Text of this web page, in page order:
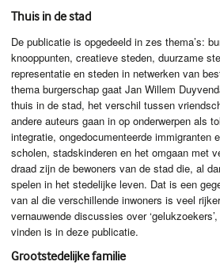
Thuis in de stad
De publicatie is opgedeeld in zes thema’s:
knooppunten, creatieve steden, duurzame
representatie en steden in netwerken van
thema burgerschap gaat Jan Willem
thuis in de stad, het verschil tussen
andere auteurs gaan in op onderwerpen als
integratie, ongedocumenteerde immigranten
scholen, stadskinderen en het omgaan met
draad zijn de bewoners van de stad die, al
spelen in het stedelijke leven. Dat is een
van al die verschillende inwoners is veel
vernauwende discussies over
vinden is in deze publicatie.
Grootstedelijke familie